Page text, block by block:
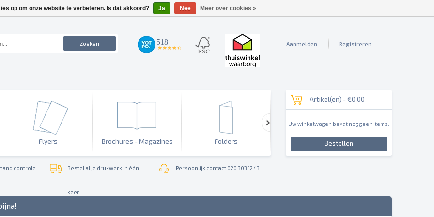
Zoeken 518 Aanmelden Registreren
Flyers Brochures - Magazines Folders Outdoor & Sign
Artikel(en) -€0,00
Uw winkelwagen bevat nog geen items.
Bestellen
controle Bestel al je drukwerk in één
keer
Persoonlijk contact 020 303 12 43
op om onze website te verbeteren. Is dat akkoord? Ja Nee Meer over cookies »